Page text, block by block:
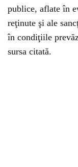
publice, aflate în
reţinute şi ale
în condiţiile
sursa citată.